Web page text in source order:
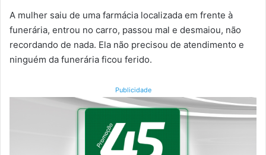
A mulher saiu de uma farmácia localizada em frente à
funerária, entrou no carro, passou mal e desmaiou, não
recordando de nada. Ela não precisou de atendimento e
ninguém da funerária ficou ferido.
Publicidade